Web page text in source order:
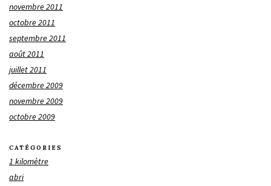
novembre 2011
octobre 2011
septembre 2011
août 2011
juillet 2011
décembre 2009
novembre 2009
octobre 2009
CATÉGORIES
1 kilomètre
abri